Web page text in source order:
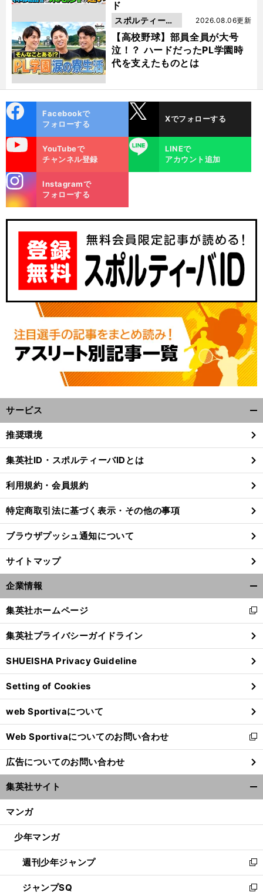
ド
【高校野球】部員全員が大号
泣！？ ハードだったPL学園時
代を支えたものとは
2026.08.06更新
スポルティーバ
動画
ok
Facebookで
フォローする
Xでフォローする
YouTubeで
チャンネル登録
LINE
LINEで
アカウント追加
m
Instagramで
フォローする
サービス
閉
る
推奨環境
集英社ID・スポルティーバIDとは
利用規約・会員規約
特定商取引法に基づく表示・その他の事項
ブラウザプッシュ通知について
サイトマップ
企業情報
閉
る
集英社ホームページ
新
し
い
ウ
ィ
ン
ド
ウ
で
開
く
集英社プライバシーガイドライン
SHUEISHA Privacy Guideline
Setting of Cookies
web Sportivaについて
Web Sportivaについてのお問い合わせ
新
し
い
ウ
ィ
ン
ウ
開
く
広告についてのお問い合わせ
集英社サイト
マンガ
少年マンガ
週刊少年ジャンプ
新
し
い
ジャンプSQ
新